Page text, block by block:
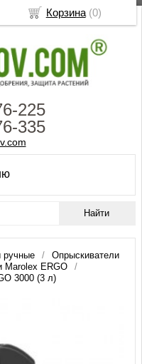
225
335
ручные
Опрыскиватели
Marolex ERGO
3000 (3 л)
Корзина(0)